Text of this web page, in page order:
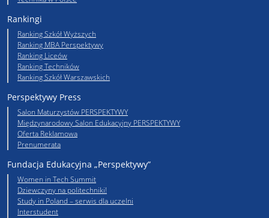
Rankingi
Ranking Szkół Wyższych
Ranking MBA Perspektywy
Ranking Liceów
Ranking Techników
Ranking Szkół Warszawskich
Perspektywy Press
Salon Maturzystów PERSPEKTYWY
Międzynarodowy Salon Edukacyjny PERSPEKTYWY
Oferta Reklamowa
Prenumerata
Fundacja Edukacyjna „Perspektywy”
Women in Tech Summit
Dziewczyny na politechniki!
Study in Poland – serwis dla uczelni
Interstudent